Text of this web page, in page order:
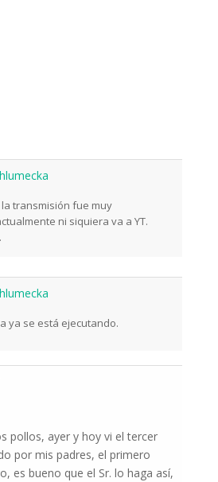
la transmisión fue muy
ni siquiera va a YT.
ya se está ejecutando.
pollos, ayer y hoy vi el tercer
por mis padres, el primero
es bueno que el Sr. lo haga así,